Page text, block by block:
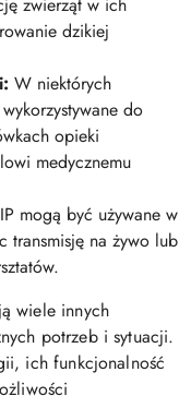
dzikiej
W niektórych
do
opieki
medycznemu
mogą być używane w
transmisję na żywo lub
wiele innych
potrzeb i sytuacji.
ich funkcjonalność